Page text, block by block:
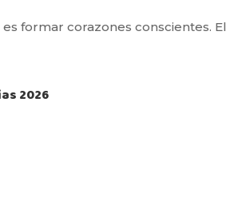
formar corazones conscientes. El
2026